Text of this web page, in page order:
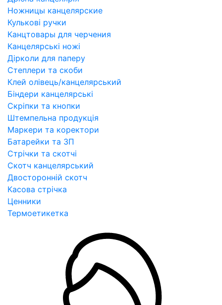
Ножницы канцелярские
Кулькові ручки
Канцтовары для черчения
Канцелярські ножі
Дірколи для паперу
Степлери та скоби
Клей олівець/канцелярський
Біндери канцелярські
Скріпки та кнопки
Штемпельна продукція
Маркери та коректори
Батарейки та ЗП
Стрічки та скотчі
Скотч канцелярський
Двосторонній скотч
Касова стрічка
Ценники
Термоетикетка